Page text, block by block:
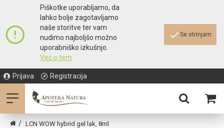
Piškotke uporabljamo, da
lahko bolje zagotavljamo
naše storitve ter vam
nudimo najboljšo možno
uporabniško izkušnjo.
Več o tem
Se strinjam
Prijava Registracija
LCN WOW hybrid gel lak, 8ml